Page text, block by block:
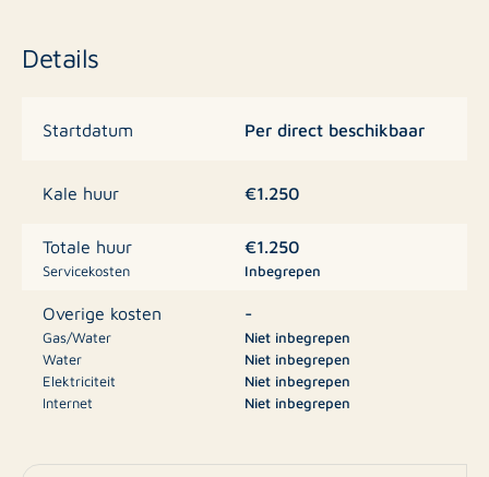
dorpsplein geven. Luxe, open keuken voorzien van
Twee sfeervolle slaapkamers zijn gelegen op de
wastafelmeubel.
Grenzend aan de galerij is er een royaal privé-
Er is een berging aanwezig en u heeft de beschikking
over een gedeelte van het terras. Uw fiets kan u
stallen in de gezamelijke fietsenstalling.
Details
Startdatum Per direct beschikbaar
Kale huur €1.250
Totale huur
Servicekosten
€1.250
Inbegrepen
Overige kosten
Gas/Water
Water
Elektriciteit
Internet
-
Niet inbegrepen
Niet inbegrepen
Niet inbegrepen
Niet inbegrepen